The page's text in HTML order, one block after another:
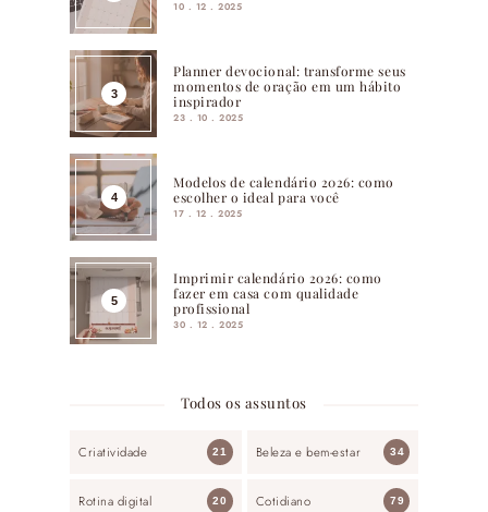
10 . 12 . 2025
Planner devocional: transforme seus
momentos de oração em um hábito
inspirador
23 . 10 . 2025
Modelos de calendário 2026: como
escolher o ideal para você
17 . 12 . 2025
Imprimir calendário 2026: como
fazer em casa com qualidade
profissional
30 . 12 . 2025
Todos os assuntos
Criatividade 21 Beleza e bem-estar 34
Rotina digital 20 Cotidiano 79